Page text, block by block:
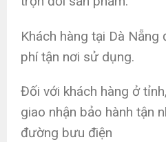
Khách hàng tại Dà
phí tận nơi sử dụng.
Đối với khách hàng ở
giao nhận bảo hành tận
đường bưu điện